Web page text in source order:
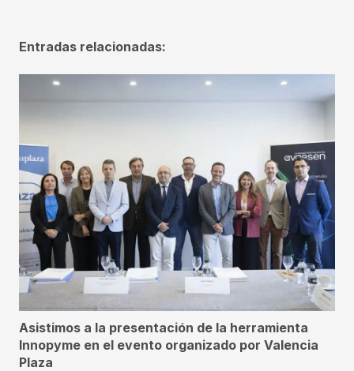
Entradas relacionadas:
Asistimos a la presentación de la herramienta
Innopyme en el evento organizado por Valencia
Plaza